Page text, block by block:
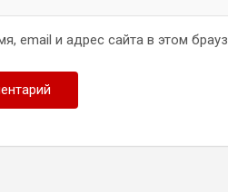
email и адрес сайта в этом